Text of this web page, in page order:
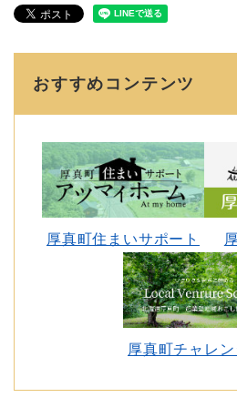
おすすめコンテンツ
厚真町住まいサポート
厚真町チャレ